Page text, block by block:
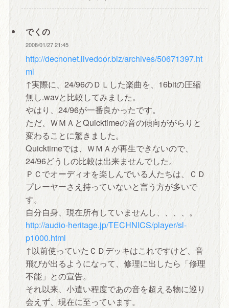
でくの
2008/01/27 21:45
http://decnonet.livedoor.biz/archives/50671397.ht
ml
↑実際に、24/96のＤＬした楽曲を、16bitの圧縮
無し.wavと比較してみました。
やはり、24/96が一番良かったです。
ただ、ＷＭＡとQuicktimeの音の傾向ががらりと
変わることに驚きました。
Quicktimeでは、ＷＭＡが再生できないので、
24/96どうしの比較は出来ませんでした。
ＰＣでオーディオを楽しんでいる人たちは、ＣＤ
プレーヤーさえ持っていないと言う方が多いで
す。
自分自身、現在所有していませんし、、、、。
http://audio-heritage.jp/TECHNICS/player/sl-
p1000.html
↑以前使っていたＣＤデッキはこれですけど、音
飛びが出るようになって、修理に出したら「修理
不能」との宣告。
それ以来、小遣い程度であの音を超える物に巡り
会えず、現在に至っています。